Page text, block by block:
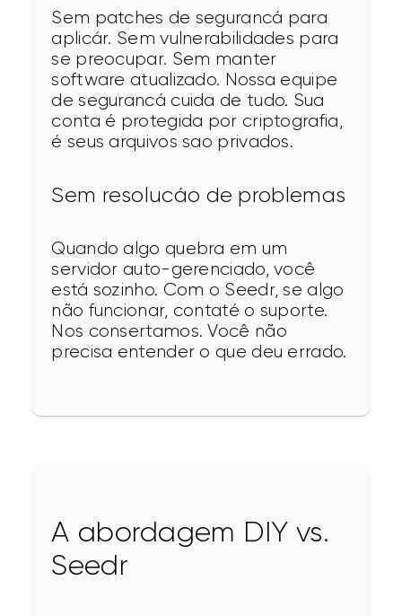
Sem patches de segurancá para
aplicár. Sem vulnerabilidades para
se preocupar. Sem manter
software atualizado. Nossa equipe
de segurancá cuida de tudo. Sua
conta é protegida por criptografia,
é seus arquivos sao privados.
Sem resolucáo de problemas
Quando algo quebra em um
servidor auto-gerenciado, você
está sozinho. Com o Seedr, se algo
não funcionar, contaté o suporte.
Nos consertamos. Você não
precisa entender o que deu errado.
A abordagem DIY vs.
Seedr